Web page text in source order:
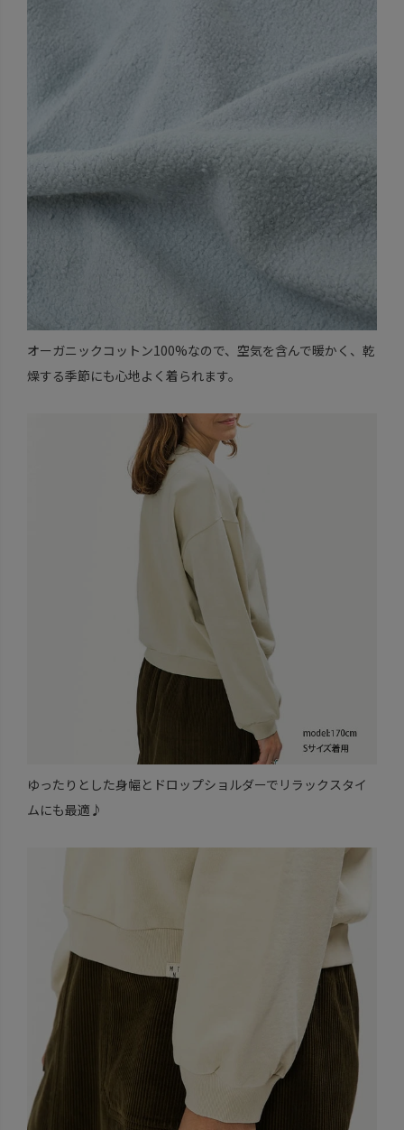
オーガニックコットン100%なので、空気を含んで暖かく、乾
燥する季節にも心地よく着られます。
ゆったりとした身幅とドロップショルダーでリラックスタイ
ムにも最適♪